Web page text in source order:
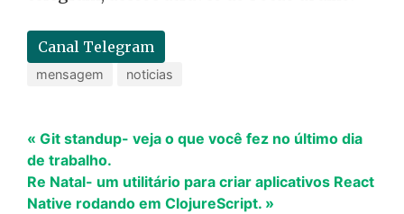
Canal Telegram
mensagem noticias
« Git standup- veja o que você fez no último dia
de trabalho.
Re Natal- um utilitário para criar aplicativos React
Native rodando em ClojureScript. »